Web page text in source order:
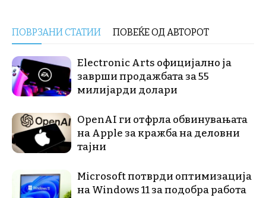
ПОВРЗАНИ СТАТИИ ПОВЕЌЕ ОД АВТОРОТ
Electronic Arts официјално ја
заврши продажбата за 55
милијарди долари
OpenAI ги отфрла обвинувањата
на Apple за кражба на деловни
тајни
Microsoft потврди оптимизација
на Windows 11 за подобра работа